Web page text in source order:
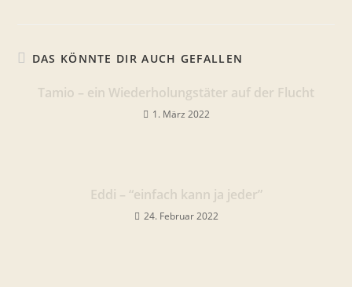
DAS KÖNNTE DIR AUCH GEFALLEN
Tamio – ein Wiederholungstäter auf der Flucht
1. März 2022
Eddi – “einfach kann ja jeder”
24. Februar 2022